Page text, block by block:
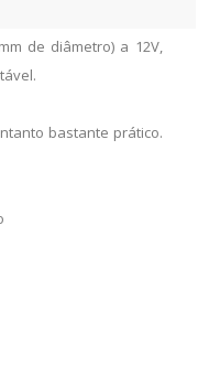
de diâmetro) a 12V,
bastante prático.